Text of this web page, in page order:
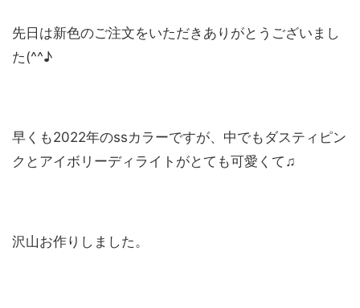
先日は新色のご注文をいただきありがとうございまし
た(^^♪
早くも2022年のssカラーですが、中でもダスティピン
クとアイボリーディライトがとても可愛くて♫
沢山お作りしました。